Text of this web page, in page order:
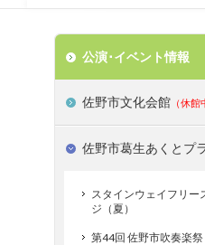
公演･イベント情報
佐野市文化会館 （休館
佐野市葛生あくとプ
スタインウェイフリー
ジ（夏）
第44回 佐野市吹奏楽祭